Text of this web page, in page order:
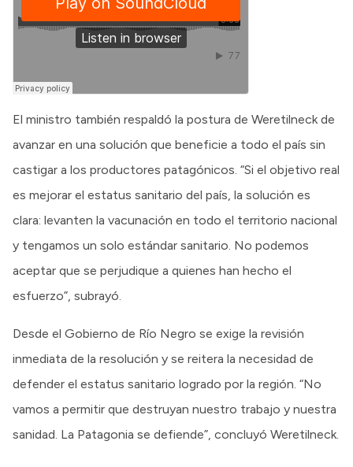
El ministro también respaldó la postura de Weretilneck de
avanzar en una solución que beneficie a todo el país sin
castigar a los productores patagónicos. “Si el objetivo real
es mejorar el estatus sanitario del país, la solución es
clara: levanten la vacunación en todo el territorio nacional
y tengamos un solo estándar sanitario. No podemos
aceptar que se perjudique a quienes han hecho el
esfuerzo”, subrayó.
Desde el Gobierno de Río Negro se exige la revisión
inmediata de la resolución y se reitera la necesidad de
defender el estatus sanitario logrado por la región. “No
vamos a permitir que destruyan nuestro trabajo y nuestra
sanidad. La Patagonia se defiende”, concluyó Weretilneck.